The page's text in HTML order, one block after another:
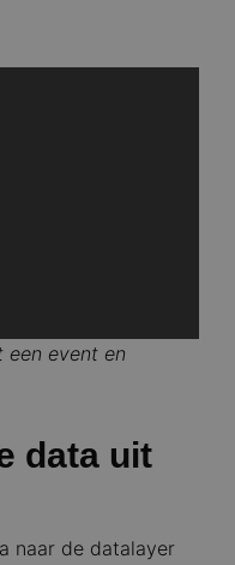
een event en
data uit
naar de datalayer